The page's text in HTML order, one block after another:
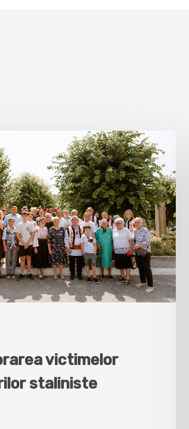
victimelor
staliniste